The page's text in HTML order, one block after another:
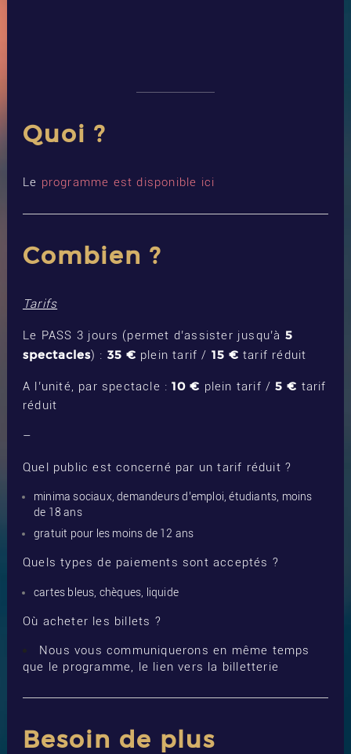
Quoi ?
Le programme est disponible ici
Combien ?
Tarifs
Le PASS 3 jours (permet d’assister jusqu’à 5
spectacles) : 35 € plein tarif / 15 € tarif réduit
A l’unité, par spectacle :10 € plein tarif /5 € tarif
réduit
–
Quel public est concerné par un tarif réduit ?
minima sociaux, demandeurs d’emploi, étudiants, moins
de 18 ans
gratuit pour les moins de 12 ans
Quels types de paiements sont acceptés ?
cartes bleus, chèques, liquide
Où acheter les billets ?
Nous vous communiquerons en même temps
que le programme, le lien vers la billetterie
Besoin de plus